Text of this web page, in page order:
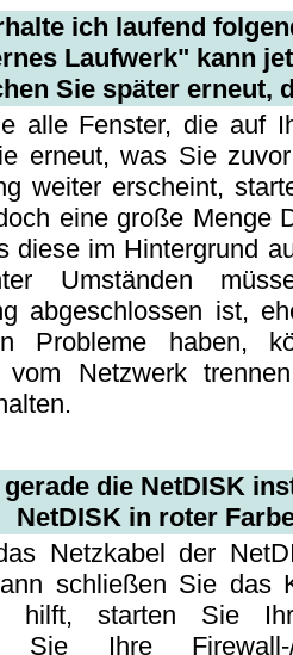
ich laufend
Laufwerk" kann
Sie später erneut,
alle Fenster, die auf
erneut, was Sie
weiter erscheint,
eine große Menge
diese im Hintergrund
Umständen
abgeschlossen ist,
Probleme haben,
vom Netzwerk
gerade die NetDISK
NetDISK in roter
Netzkabel der
schließen Sie das
hilft, starten Sie
Sie Ihre Firewall-/